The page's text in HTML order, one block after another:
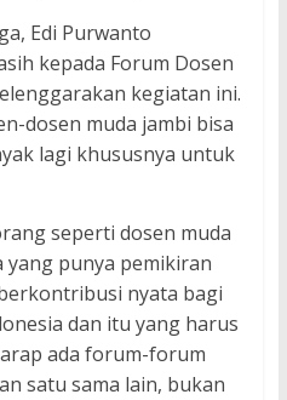
Edi Purwanto
kepada Forum Dosen
kegiatan ini.
dosen muda jambi bisa
lagi khususnya untuk
seperti dosen muda
yang punya pemikiran
nyata bagi
dan itu yang harus
ada forum-forum
satu sama lain, bukan